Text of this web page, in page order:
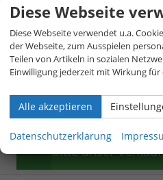
Beschreibung
Hinweis zur
Serienausstattung
Teilen dem
sogar mit weiteren
Platzgründen ist
dargestellt. Für
bitte unser
Diese Webseite
Diese Webseite verwendet u.a.
der Webseite, zum Ausspielen
Teilen von Artikeln in sozialen
Einwilligung jederzeit mit Wirkung
Alle akzeptieren
Datenschutzerklärung